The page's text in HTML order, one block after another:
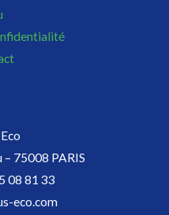
– 75008 PARIS
08 81 33
eco.com